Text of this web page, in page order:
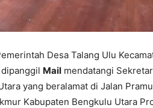
Desa Talang Ulu
Mail mendatangi
yang beralamat di Jalan
Kabupaten Bengkulu Utara